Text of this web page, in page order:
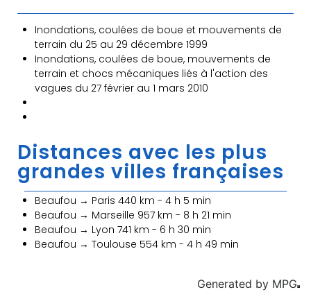
Inondations, coulées de boue et mouvements de
terrain du 25 au 29 décembre 1999
Inondations, coulées de boue, mouvements de
terrain et chocs mécaniques liés à l'action des
vagues du 27 février au 1 mars 2010
Distances avec les plus
grandes villes françaises
Beaufou → Paris 440 km - 4 h 5 min
Beaufou → Marseille 957 km - 8 h 21 min
Beaufou → Lyon 741 km - 6 h 30 min
Beaufou → Toulouse 554 km - 4 h 49 min
Generated by MPG